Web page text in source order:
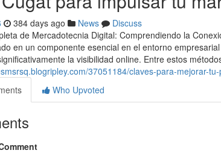
384 days ago News
Discuss
de Mercadotecnia Digital: Comprendiendo la
en un componente esencial en el entorno
la visibilidad online. Entre estos
37051184/claves-para-mejorar-
Who Upvoted